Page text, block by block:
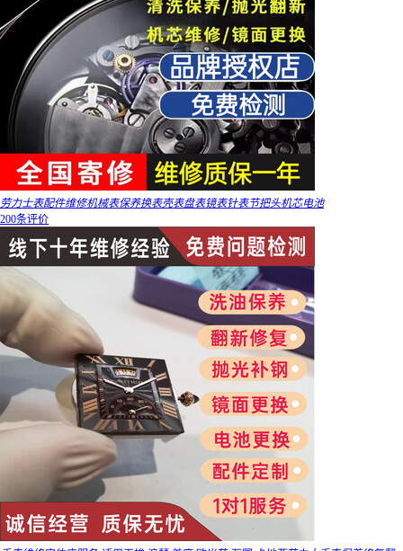
劳力士表配件维修机械表保养换表壳表盘表镜表针表节把头机芯电池
200条评价